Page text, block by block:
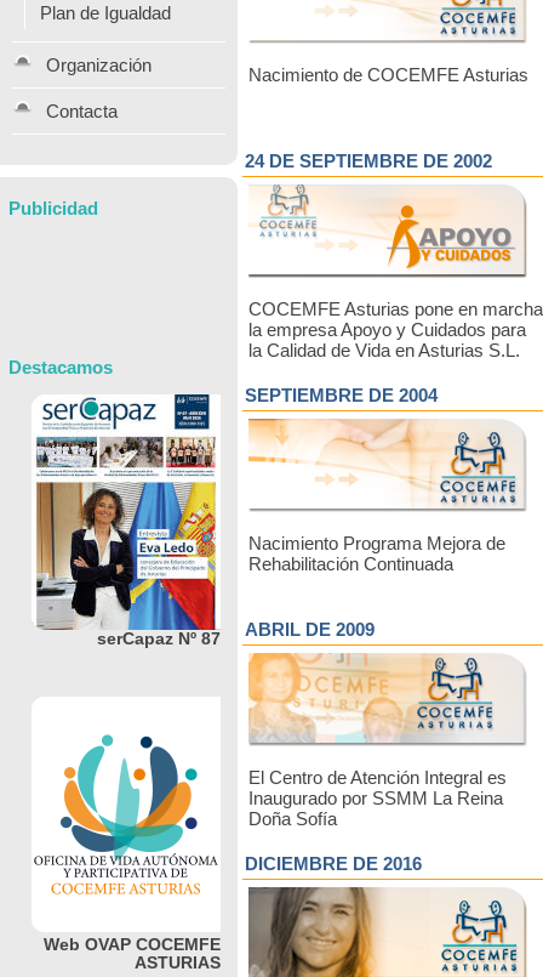
Plan de Igualdad
Organización
Contacta
Publicidad
Destacamos
serCapaz Nº 87
Web OVAP COCEMFE
ASTURIAS
Nacimiento de COCEMFE Asturias
24 DE SEPTIEMBRE DE 2002
COCEMFE Asturias pone en marcha
la empresa Apoyo y Cuidados para
la Calidad de Vida en Asturias S.L.
SEPTIEMBRE DE 2004
Nacimiento Programa Mejora de
Rehabilitación Continuada
ABRIL DE 2009
El Centro de Atención Integral es
Inaugurado por SSMM La Reina
Doña Sofía
DICIEMBRE DE 2016